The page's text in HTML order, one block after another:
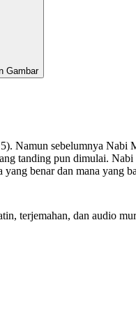
Gambar
Namun sebelumnya Nabi
tanding pun dimulai.
benar dan mana
terjemahan, dan audio